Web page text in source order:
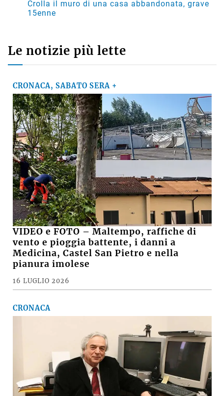
Crolla il muro di una casa abbandonata, grave
15enne
Le notizie più lette
CRONACA, SABATO SERA +
VIDEO e FOTO – Maltempo, raffiche di
vento e pioggia battente, i danni a
Medicina, Castel San Pietro e nella
pianura imolese
16 LUGLIO 2026
CRONACA